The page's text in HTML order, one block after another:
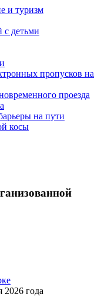
и туризм
с детьми
пропусков на
проезда
на пути
косы
2026 года